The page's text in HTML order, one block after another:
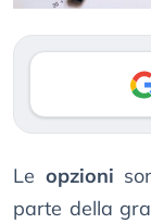
Le opzioni
parte della